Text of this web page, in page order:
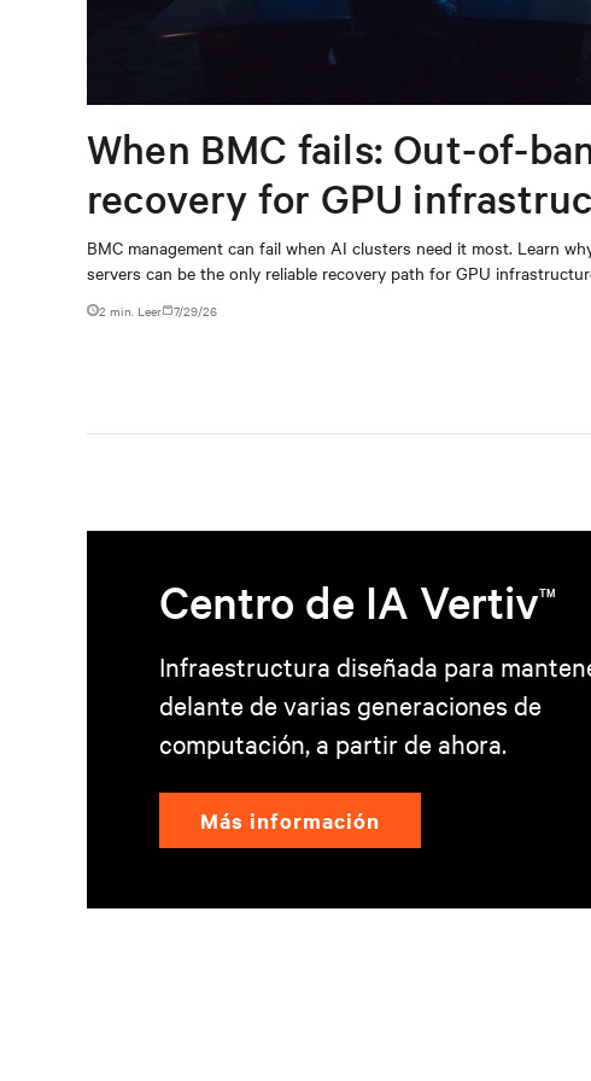
When BMC fails: Out-of-
recovery for GPU
BMC management can fail when AI clusters need it most. Learn
servers can be the only reliable recovery path for GPU
2 min. Leer 7/29/26
Centro de IA VertivTM
Infraestructura diseñada para
delante de varias generaciones de
computación, a partir de ahora.
Más información